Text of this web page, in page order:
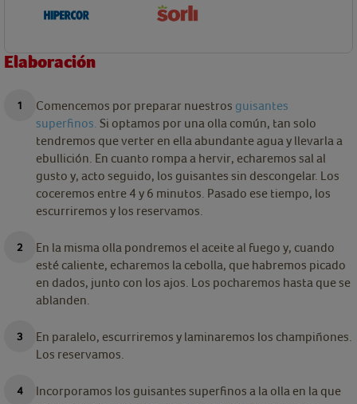
Elaboración
Comencemos por preparar nuestros guisantes
superfinos. Si optamos por una olla común, tan solo
tendremos que verter en ella abundante agua y llevarla a
ebullición. En cuanto rompa a hervir, echaremos sal al
gusto y, acto seguido, los guisantes sin descongelar. Los
coceremos entre 4 y 6 minutos. Pasado ese tiempo, los
escurriremos y los reservamos.
En la misma olla pondremos el aceite al fuego y, cuando
esté caliente, echaremos la cebolla, que habremos picado
en dados, junto con los ajos. Los pocharemos hasta que se
ablanden.
En paralelo, escurriremos y laminaremos los champiñones.
Los reservamos.
Incorporamos los guisantes superfinos a la olla en la que